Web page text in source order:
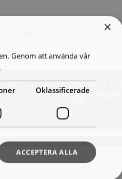
Skicka en
Vi
×
Genom att använda vår
Oklassificerade
ACCEPTERA ALLA